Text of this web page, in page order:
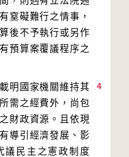
窒礙難行之情事，
後不予執行或另作
預算案覆議程序之
4
國家機關維持其
需之經費外，尚包
財政資源。且依現
導引經濟發展、影
議民主之憲政制度